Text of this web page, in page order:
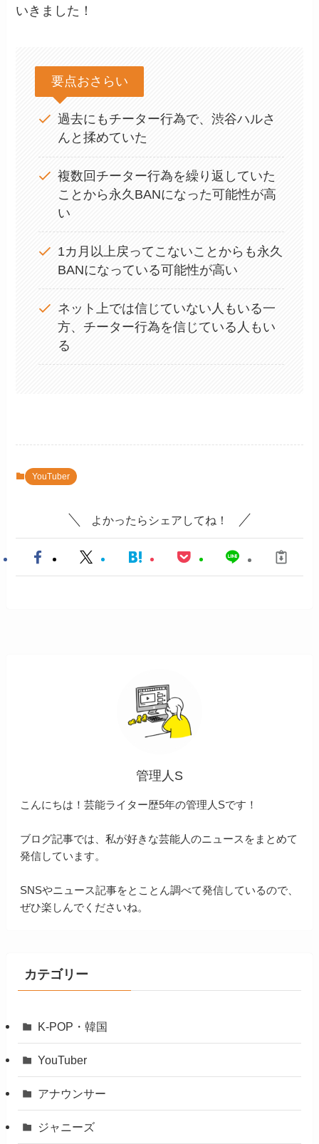
いきました！
要点おさらい
過去にもチーター行為で、渋谷ハルさ
んと揉めていた
複数回チーター行為を繰り返していた
ことから永久BANになった可能性が高
い
1カ月以上戻ってこないことからも永久
BANになっている可能性が高い
ネット上では信じていない人もいる一
方、チーター行為を信じている人もい
る
YouTuber
よかったらシェアしてね！
管理人S
こんにちは！芸能ライター歴5年の管理人Sです！
ブログ記事では、私が好きな芸能人のニュースをまとめて
発信しています。
SNSやニュース記事をとことん調べて発信しているので、
ぜひ楽しんでくださいね。
カテゴリー
K-POP・韓国
YouTuber
アナウンサー
ジャニーズ